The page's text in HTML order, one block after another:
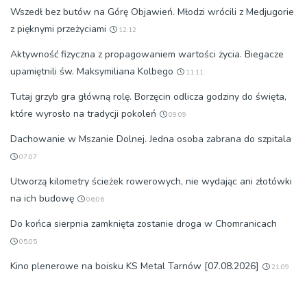
Wszedł bez butów na Górę Objawień. Młodzi wrócili z Medjugorie
z pięknymi przeżyciami
12:12
Aktywność fizyczna z propagowaniem wartości życia. Biegacze
upamiętnili św. Maksymiliana Kolbego
11:11
Tutaj grzyb gra główną rolę. Borzęcin odlicza godziny do święta,
które wyrosło na tradycji pokoleń
09:09
Dachowanie w Mszanie Dolnej. Jedna osoba zabrana do szpitala
07:07
Utworzą kilometry ścieżek rowerowych, nie wydając ani złotówki
na ich budowę
06:06
Do końca sierpnia zamknięta zostanie droga w Chomranicach
05:05
Kino plenerowe na boisku KS Metal Tarnów [07.08.2026] 21:09